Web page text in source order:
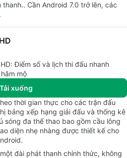
Cần Android 7.0 trở lên, các
Điểm số và lịch thi đấu nhanh
mộ
Tải xuống
thời gian thực cho các trận đấu
bảng xếp hạng giải đấu và thống kê
sóng đa thể thao bao gồm cầu lông
diện nhẹ nhàng được thiết kế cho
đài phát thanh chính thức, không